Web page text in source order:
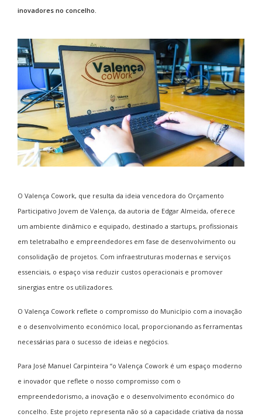
inovadores no concelho.
O Valença Cowork, que resulta da ideia vencedora do Orçamento
Participativo Jovem de Valença, da autoria de Edgar Almeida, oferece
um ambiente dinâmico e equipado, destinado a startups, profissionais
em teletrabalho e empreendedores em fase de desenvolvimento ou
consolidação de projetos. Com infraestruturas modernas e serviços
essenciais, o espaço visa reduzir custos operacionais e promover
sinergias entre os utilizadores.
O Valença Cowork reflete o compromisso do Município com a inovação
e o desenvolvimento económico local, proporcionando as ferramentas
necessárias para o sucesso de ideias e negócios.
Para José Manuel Carpinteira “o Valença Cowork é um espaço moderno
e inovador que reflete o nosso compromisso com o
empreendedorismo, a inovação e o desenvolvimento económico do
concelho. Este projeto representa não só a capacidade criativa da nossa